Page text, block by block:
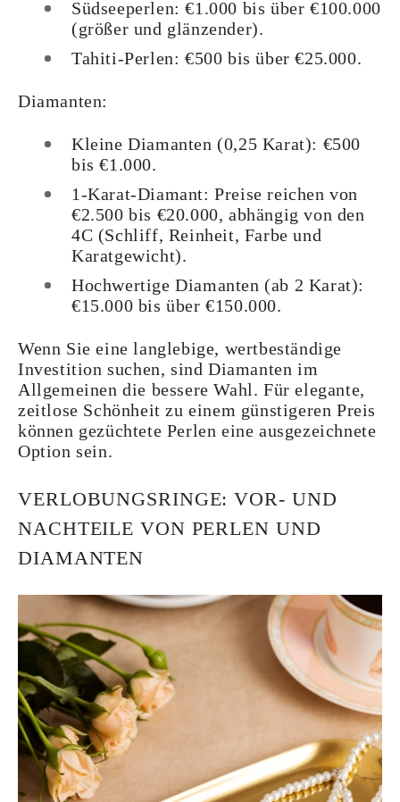
Südseeperlen: €1.000 bis über €100.000
(größer und glänzender).
Tahiti-Perlen: €500 bis über €25.000.
Diamanten:
Kleine Diamanten (0,25 Karat): €500
bis €1.000.
1-Karat-Diamant: Preise reichen von
€2.500 bis €20.000, abhängig von den
4C (Schliff, Reinheit, Farbe und
Karatgewicht).
Hochwertige Diamanten (ab 2 Karat):
€15.000 bis über €150.000.
Wenn Sie eine langlebige, wertbeständige
Investition suchen, sind Diamanten im
Allgemeinen die bessere Wahl. Für elegante,
zeitlose Schönheit zu einem günstigeren Preis
können gezüchtete Perlen eine ausgezeichnete
Option sein.
VERLOBUNGSRINGE: VOR- UND
NACHTEILE VON PERLEN UND
DIAMANTEN